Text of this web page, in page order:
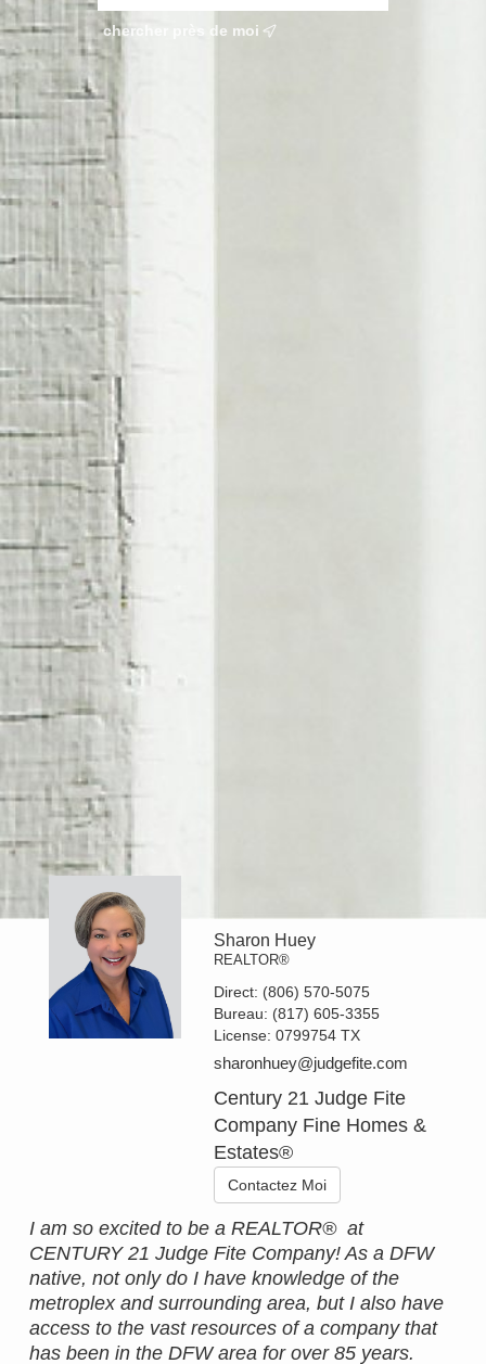
chercher près de moi
Sharon Huey
REALTOR®
Direct: (806) 570-5075
Bureau: (817) 605-3355
License:0799754 TX
sharonhuey@judgefite.com
Century 21 Judge Fite
Company Fine Homes &
Estates®
Contactez Moi
I am so excited to be a REALTOR® at
CENTURY 21 Judge Fite Company! As a DFW
native, not only do I have knowledge of the
metroplex and surrounding area, but I also have
access to the vast resources of a company that
has been in the DFW area for over 85 years.